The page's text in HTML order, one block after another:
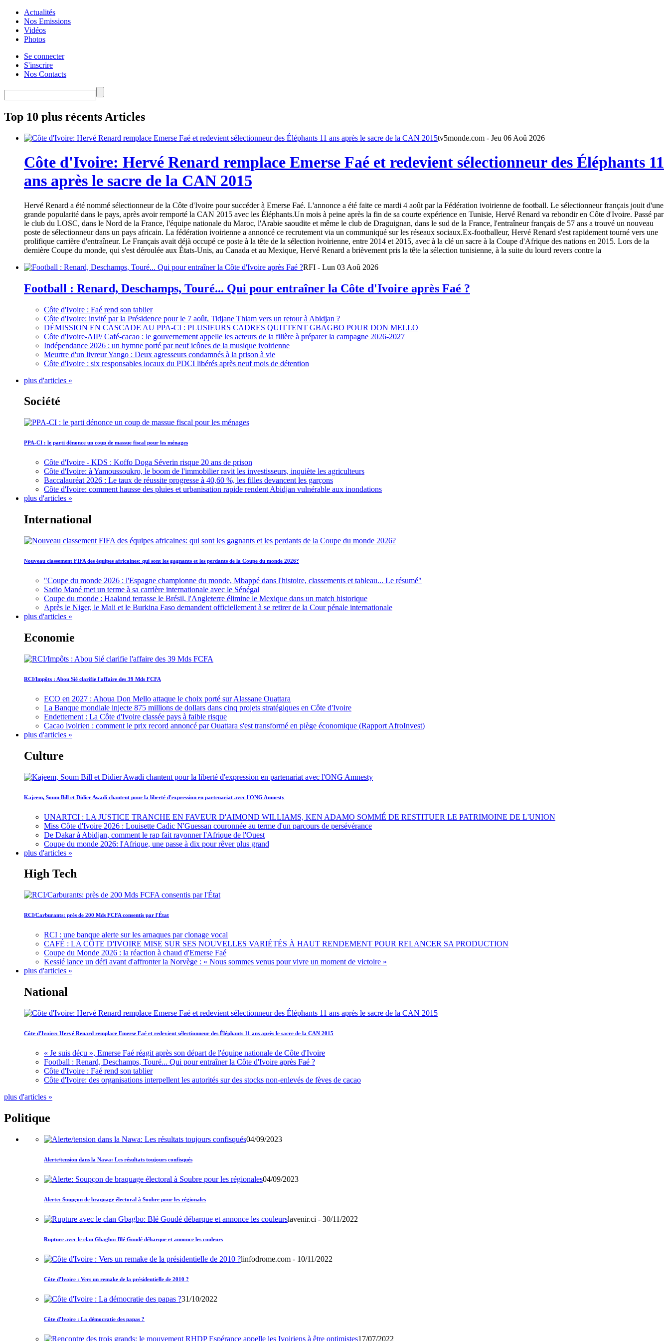
Actualités
Nos Emissions
Vidéos
Photos
Se connecter
S'inscrire
Nos Contacts
Top 10 plus récents Articles
tv5monde.com - Jeu 06 Aoû 2026
Côte d'Ivoire: Hervé Renard remplace Emerse Faé et redevient sélectionneur des Éléphants 11
ans après le sacre de la CAN 2015
Hervé Renard a été nommé sélectionneur de la Côte d'Ivoire pour succéder à Emerse Faé. L'annonce a été faite ce mardi 4 août par la Fédération ivoirienne de football. Le sélectionneur français jouit d'une
grande popularité dans le pays, après avoir remporté la CAN 2015 avec les Éléphants.Un mois à peine après la fin de sa courte expérience en Tunisie, Hervé Renard va rebondir en Côte d'Ivoire. Passé par
le club du LOSC, dans le Nord de la France, l'équipe nationale du Maroc, l'Arabie saoudite et même le club de Draguignan, dans le sud de la France, l'entraîneur français de 57 ans a trouvé un nouveau
poste de sélectionneur dans un pays africain. La fédération ivoirienne a annoncé ce recrutement via un communiqué sur les réseaux sociaux.Ex-footballeur, Hervé Renard s'est rapidement tourné vers une
prolifique carrière d'entraîneur. Le Français avait déjà occupé ce poste à la tête de la sélection ivoirienne, entre 2014 et 2015, avec à la clé un sacre à la Coupe d'Afrique des nations en 2015. Lors de la
dernière Coupe du monde, qui s'est déroulée aux États-Unis, au Canada et au Mexique, Hervé Renard a brièvement pris la tête la sélection tunisienne, à la suite du lourd revers contre la
RFI - Lun 03 Aoû 2026
Football : Renard, Deschamps, Touré... Qui pour entraîner la Côte d'Ivoire après Faé ?
Côte d'Ivoire : Faé rend son tablier
Côte d'Ivoire: invité par la Présidence pour le 7 août, Tidjane Thiam vers un retour à Abidjan ?
DÉMISSION EN CASCADE AU PPA-CI : PLUSIEURS CADRES QUITTENT GBAGBO POUR DON MELLO
Côte d'Ivoire-AIP/ Café-cacao : le gouvernement appelle les acteurs de la filière à préparer la campagne 2026-2027
Indépendance 2026 : un hymne porté par neuf icônes de la musique ivoirienne
Meurtre d'un livreur Yango : Deux agresseurs condamnés à la prison à vie
Côte d'Ivoire : six responsables locaux du PDCI libérés après neuf mois de détention
plus d'articles »
Société
PPA-CI : le parti dénonce un coup de massue fiscal pour les ménages
Côte d'Ivoire - KDS : Koffo Doga Séverin risque 20 ans de prison
Côte d'Ivoire: à Yamoussoukro, le boom de l'immobilier ravit les investisseurs, inquiète les agriculteurs
Baccalauréat 2026 : Le taux de réussite progresse à 40,60 %, les filles devancent les garçons
Côte d'Ivoire: comment hausse des pluies et urbanisation rapide rendent Abidjan vulnérable aux inondations
plus d'articles »
International
Nouveau classement FIFA des équipes africaines: qui sont les gagnants et les perdants de la Coupe du monde 2026?
"Coupe du monde 2026 : l'Espagne championne du monde, Mbappé dans l'histoire, classements et tableau... Le résumé"
Sadio Mané met un terme à sa carrière internationale avec le Sénégal
Coupe du monde : Haaland terrasse le Brésil, l'Angleterre élimine le Mexique dans un match historique
Après le Niger, le Mali et le Burkina Faso demandent officiellement à se retirer de la Cour pénale internationale
plus d'articles »
Economie
RCI/Impôts : Abou Sié clarifie l'affaire des 39 Mds FCFA
ECO en 2027 : Ahoua Don Mello attaque le choix porté sur Alassane Ouattara
La Banque mondiale injecte 875 millions de dollars dans cinq projets stratégiques en Côte d'Ivoire
Endettement : La Côte d'Ivoire classée pays à faible risque
Cacao ivoirien : comment le prix record annoncé par Ouattara s'est transformé en piège économique (Rapport AfroInvest)
plus d'articles »
Culture
Kajeem, Soum Bill et Didier Awadi chantent pour la liberté d'expression en partenariat avec l'ONG Amnesty
UNARTCI : LA JUSTICE TRANCHE EN FAVEUR D'AIMOND WILLIAMS, KEN ADAMO SOMMÉ DE RESTITUER LE PATRIMOINE DE L'UNION
Miss Côte d'Ivoire 2026 : Louisette Cadic N'Guessan couronnée au terme d'un parcours de persévérance
De Dakar à Abidjan, comment le rap fait rayonner l'Afrique de l'Ouest
Coupe du monde 2026: l'Afrique, une passe à dix pour rêver plus grand
plus d'articles »
High Tech
RCI/Carburants: près de 200 Mds FCFA consentis par l'État
RCI : une banque alerte sur les arnaques par clonage vocal
CAFÉ : LA CÔTE D'IVOIRE MISE SUR SES NOUVELLES VARIÉTÉS À HAUT RENDEMENT POUR RELANCER SA PRODUCTION
Coupe du Monde 2026 : la réaction à chaud d'Emerse Faé
Kessié lance un défi avant d'affronter la Norvège : « Nous sommes venus pour vivre un moment de victoire »
plus d'articles »
National
Côte d'Ivoire: Hervé Renard remplace Emerse Faé et redevient sélectionneur des Éléphants 11 ans après le sacre de la CAN 2015
« Je suis déçu », Emerse Faé réagit après son départ de l'équipe nationale de Côte d'Ivoire
Football : Renard, Deschamps, Touré... Qui pour entraîner la Côte d'Ivoire après Faé ?
Côte d'Ivoire : Faé rend son tablier
Côte d'Ivoire: des organisations interpellent les autorités sur des stocks non-enlevés de fèves de cacao
plus d'articles »
Politique
04/09/2023
Alerte/tension dans la Nawa: Les résultats toujours confisqués
04/09/2023
Alerte: Soupçon de braquage électoral à Soubre pour les régionales
lavenir.ci - 30/11/2022
Rupture avec le clan Gbagbo: Blé Goudé débarque et annonce les couleurs
linfodrome.com - 10/11/2022
Côte d'Ivoire : Vers un remake de la présidentielle de 2010 ?
31/10/2022
Côte d'Ivoire : La démocratie des papas ?
17/07/2022